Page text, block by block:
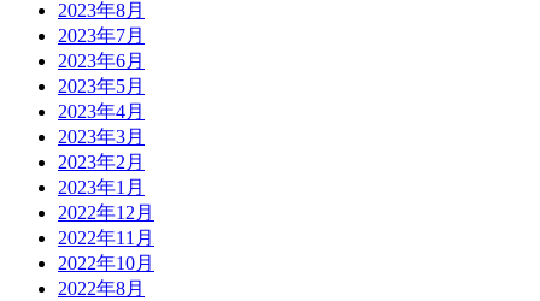
2023年8月
2023年7月
2023年6月
2023年5月
2023年4月
2023年3月
2023年2月
2023年1月
2022年12月
2022年11月
2022年10月
2022年8月